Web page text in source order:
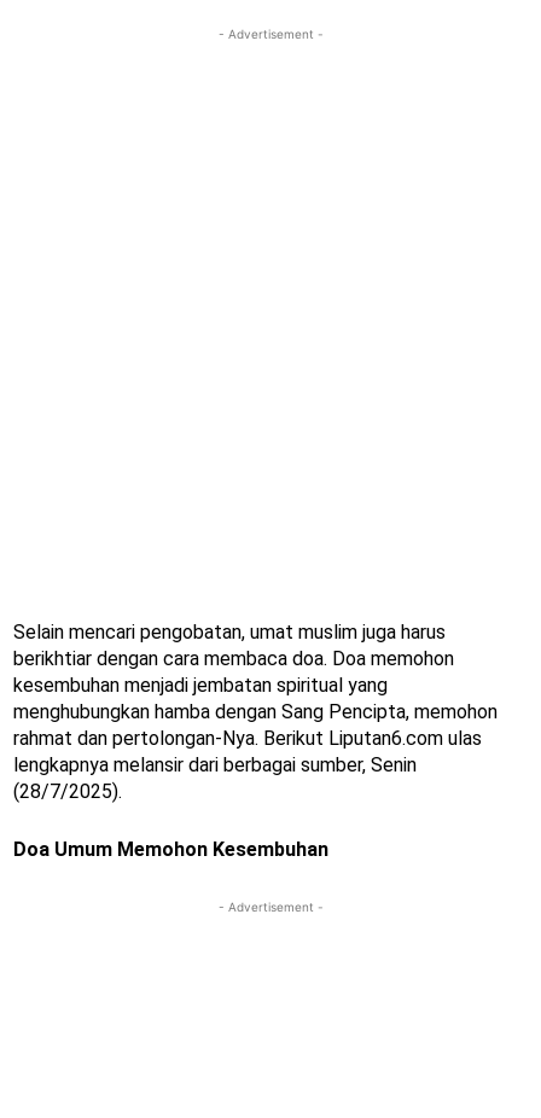
- Advertisement -
Selain mencari pengobatan, umat muslim juga harus
berikhtiar dengan cara membaca doa. Doa memohon
kesembuhan menjadi jembatan spiritual yang
menghubungkan hamba dengan Sang Pencipta, memohon
rahmat dan pertolongan-Nya. Berikut Liputan6.com ulas
lengkapnya melansir dari berbagai sumber, Senin
(28/7/2025).
Doa Umum Memohon Kesembuhan
- Advertisement -